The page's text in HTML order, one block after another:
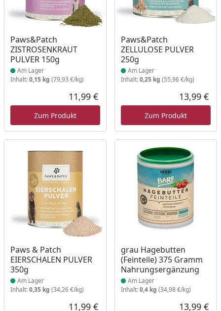
Paws&Patch
ZISTROSENKRAUT
PULVER 150g
Produkt am Lager
Am Lager
Inhalt:0,15 kg (79,93 €/kg)
Aktueller Preis
11,99 €
Zum Produkt
Paws&Patch
ZELLULOSE PULVER
250g
Produkt am Lager
Am Lager
Inhalt:0,25 kg (55,96 €/kg)
13,99 €
Zum Produkt
Paws & Patch
EIERSCHALEN PULVER
350g
Produkt am Lager
Am Lager
Inhalt:0,35 kg (34,26 €/kg)
11,99 €
grau Hagebutten
(Feinteile) 375 Gramm
Nahrungsergänzung
Produkt am Lager
Am Lager
Inhalt:0,4 kg (34,98 €/kg)
13,99 €